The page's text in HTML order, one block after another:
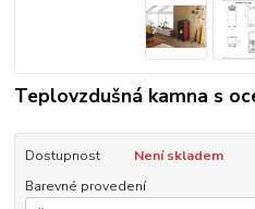
Teplovzdušná kamna s
Dostupnost
Není skladem
Barevné provedení